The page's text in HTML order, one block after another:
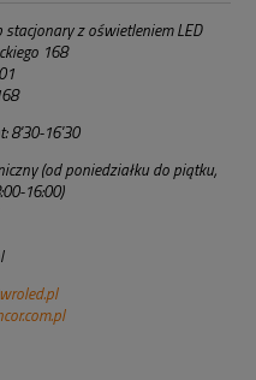
stacjonary z oświetleniem LED
168
8'30-16'30
(od poniedziałku do piątku,
16:00)